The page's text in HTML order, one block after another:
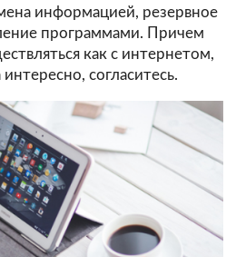
информацией, резервное
программами. Причем
как с интернетом,
согласитесь.